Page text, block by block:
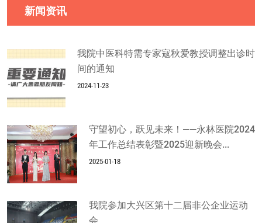
新闻资讯
我院中医科特需专家寇秋爱教授调整出诊时
间的通知
2024-11-23
守望初心，跃见未来！——永林医院2024
年工作总结表彰暨2025迎新晚会...
2025-01-18
我院参加大兴区第十二届非公企业运动
会